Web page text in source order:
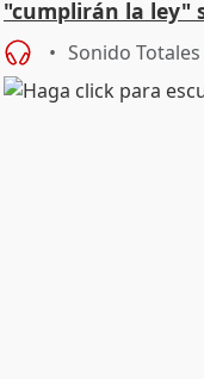
"cumplirán la ley"
Sonido Totales